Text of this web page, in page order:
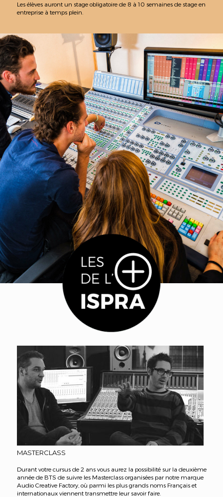
Les élèves auront un stage obligatoire de 8 à 10 semaines de stage en
entreprise à temps plein.
MASTERCLASS
Durant votre cursus de 2 ans vous aurez la possibilité sur la deuxième
année de BTS de suivre les Masterclass organisées par notre marque
Audio Creative Factory, où parmi les plus grands noms Français et
internationaux viennent transmettre leur savoir faire.